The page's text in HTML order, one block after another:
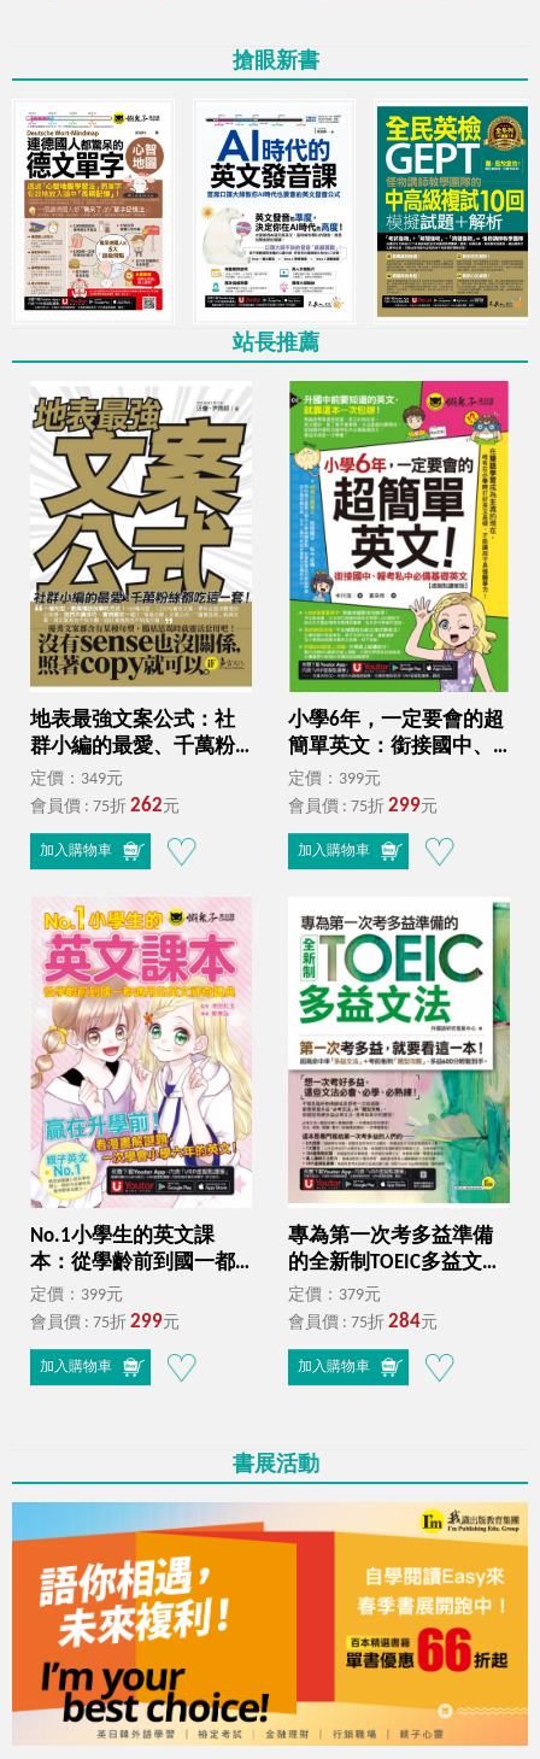
最低69折起，多買多優惠
11月超殺優惠！日韓外語樣樣行
學習檢定全攻略！
11月超殺優惠！從英文新手到高手
全年零、全方位能力突破！
搶眼新書
站長推薦
地表最強文案公式：社
群小編的最愛、千萬粉
絲都吃這一套！
定價：349元
會員價 : 75折 262元
加入購物車
小學6年，一定要會的超
簡單英文：銜接國中、
報考私中必備基礎英文
【虛擬點讀筆版】(附
虛擬點讀筆＋200題線上
定價：399元
會員價 : 75折 299元
加入購物車
No.1小學生的英文課
本：從學齡前到國一都
適用的英文神奇寶典
（附贈1CD＋「Youtor
筆）
定價：399元
會員價 : 75折 299元
加入購物車
專為第一次考多益準備
的全新制TOEIC多益文法
（附贈「Youtor App」內
含VRP虛擬點讀筆）
定價：379元
會員價 : 75折 284元
加入購物車
書展活動